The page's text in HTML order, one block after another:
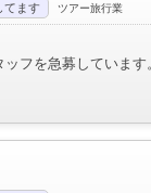
てます ツアー旅行業
フを急募しています